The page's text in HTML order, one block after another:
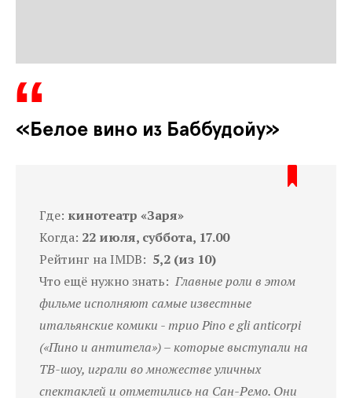
«Белое вино из Баббудойу»
Где: кинотеатр «Заря»
Когда: 22 июля, суббота, 17.00
Рейтинг на IMDB: 5,2 (из 10)
Что ещё нужно знать: Главные роли в этом
фильме исполняют самые известные
итальянские комики - трио Pino e gli anticorpi
(«Пино и антитела») – которые выступали на
ТВ-шоу, играли во множестве уличных
спектаклей и отметились на Сан-Ремо. Они